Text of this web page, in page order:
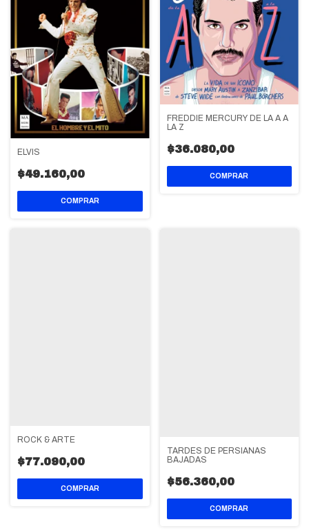
ELVIS
$49.160,00
FREDDIE MERCURY DE LA A A
LA Z
$36.080,00
ROCK & ARTE
$77.090,00
TARDES DE PERSIANAS
BAJADAS
$56.360,00